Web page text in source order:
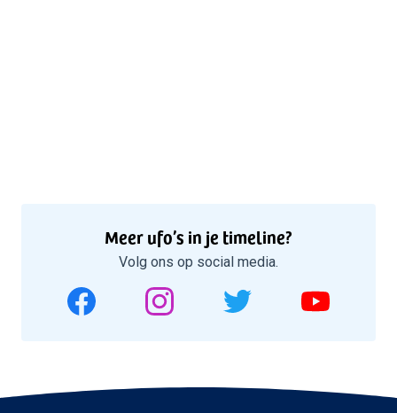
Meer ufo’s in je timeline?
Volg ons op social media.